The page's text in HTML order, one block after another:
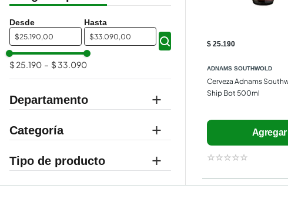
Departamento
supermercado
Categoría
vinos y licores
cervezas
$ $
$ 25.190 – $ 33.090
$ 25.190
ADNAMS SOUTHWOLD
Cerveza Adnams
Ship Bot 500ml
Agregar
☆☆☆☆☆